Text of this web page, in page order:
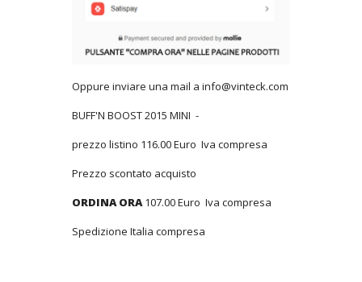
Oppure inviare una mail a info@vinteck.com
BUFF'N BOOST 2015 MINI -
prezzo listino 116.00 Euro Iva compresa
Prezzo scontato acquisto
ORDINA ORA107.00 Euro Iva compresa
Spedizione Italia compresa